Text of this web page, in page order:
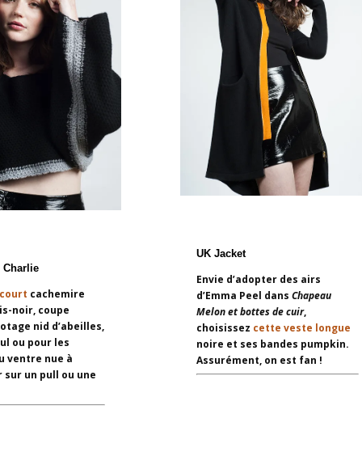
Charlie
cachemire
noir, coupe
nid d’abeilles,
ou pour les
ventre nue à
sur un pull ou une
UK Jacket
Envie d’adopter des airs
d’Emma Peel dans Chapeau
Melon et bottes de cuir,
choisissez cette veste longue
noire et ses bandes pumpkin.
Assurément, on est fan !